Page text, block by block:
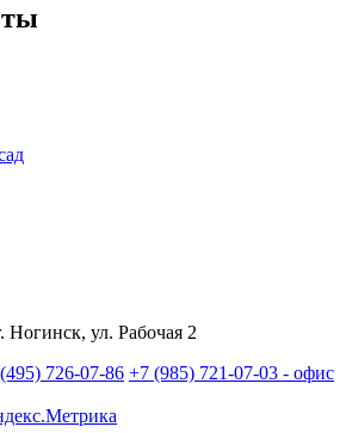
Ногинск, ул. Рабочая 2
726-07-86 +7 (985) 721-07-03 - офис